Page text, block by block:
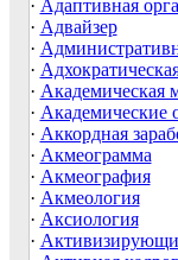
· Адаптивная
· Адвайзер
·
·
· Академическая
· Академические
· Аккордная
· Акмеограмма
· Акмеография
· Акмеология
· Аксиология
·